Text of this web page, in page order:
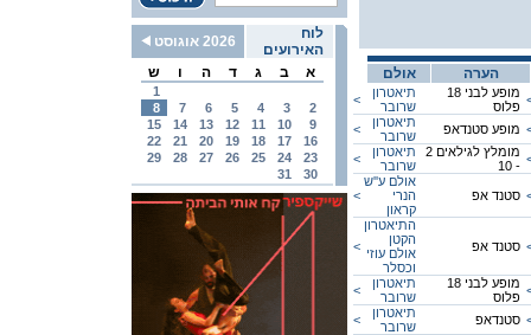
לוח
האירועים
2026 אוגוסט
א
ב ג ד ה ו ש
1
2
3
4
5
6
7
8
9
10
11
12
13
14
15
16
17
18
19
20
21
22
23
24
25
26
27
28
29
30
31
אולם הערה
<
תיאטרון
שרובר
מופע לבני 18
פלוס
<
תיאטרון
שרובר
מופע סטנדאפ
<
תיאטרון
שרובר
מומלץ לגילאים 2
- 10
<
אולם ע''ש
הנרי
קראון
סטנד אפ
<
התיאטרון
הקטן
אולם עוזי
וכסלר
סטנד אפ
<
תיאטרון
שרובר
מופע לבני 18
פלוס
<
תיאטרון
שרובר
סטנדאפ